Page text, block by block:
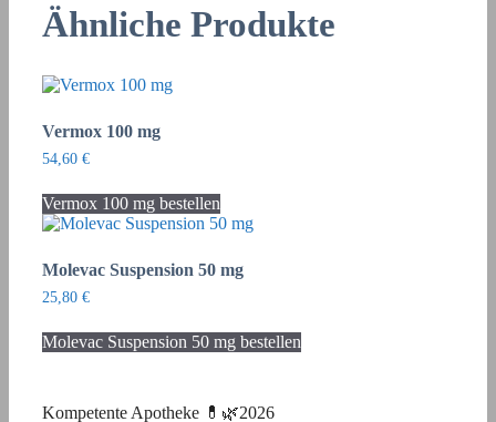
Ähnliche Produkte
Vermox 100 mg
54,60 €
Vermox 100 mg bestellen
Molevac Suspension 50 mg
25,80 €
Molevac Suspension 50 mg bestellen
Kompetente Apotheke 💊🌿2026